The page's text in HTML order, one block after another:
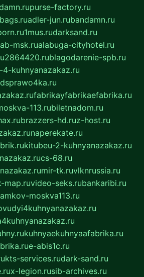
purse-factory.ru
adler-jun.rubandamn.ru
1mus.rudarksand.ru
msk.rualabuga-cityhotel.ru
2864420.rublagodarenie-spb.ru
kuhnyanazakaz.ru
fabrikayfabrikaefabrika.ru
113.rubiletnadom.ru
brazzers-hd.ruz-host.ru
naperekate.ru
kitubeu-2-kuhnyanazakaz.ru
cs-68.ru
mir-tk.ruvlknrussia.ru
map.ruvideo-seks.rubankaribi.ru
moskva113.ru
kuhnyaekuhnyaafabrika.ru
e-abis1c.ru
kts-services.rudark-sand.ru
x-legion.rusib-archives.ru